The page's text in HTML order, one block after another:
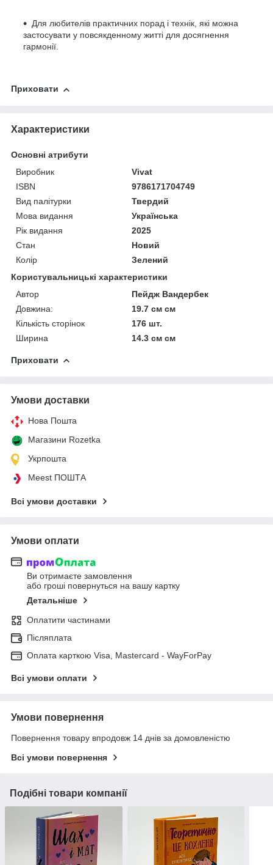
Для любителів практичних порад і технік, які можна
застосувати у повсякденному житті для досягнення
гармонії.
Приховати
Характеристики
Основні атрибути
Виробник
Vivat
ISBN
9786171704749
Вид палітурки
Твердий
Мова видання
Українська
Рік видання
2025
Стан
Новий
Колір
Зелений
Користувальницькі характеристики
Автор
Пейдж Вандербек
Довжина:
19.7 см см
Кількість сторінок
176 шт.
Ширина
14.3 см см
Приховати
Умови доставки
Нова Пошта
Магазини Rozetka
Укрпошта
Meest ПОШТА
Всі умови доставки
Умови оплати
Ви отримаєте замовлення
або гроші повернуться на вашу картку
Детальніше
Оплатити частинами
Післяплата
Оплата карткою Visa, Mastercard - WayForPay
Всі умови оплати
Умови повернення
Повернення товару впродовж 14 днів за домовленістю
Всі умови повернення
Подібні товари компанії